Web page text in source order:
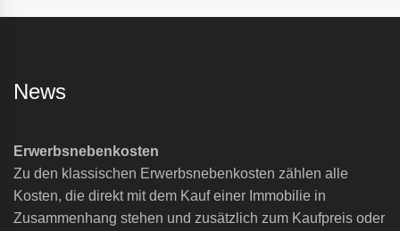
News
Erwerbsnebenkosten
Zu den klassischen Erwerbsnebenkosten zählen alle
Kosten, die direkt mit dem Kauf einer Immobilie in
Zusammenhang stehen und zusätzlich zum Kaufpreis oder